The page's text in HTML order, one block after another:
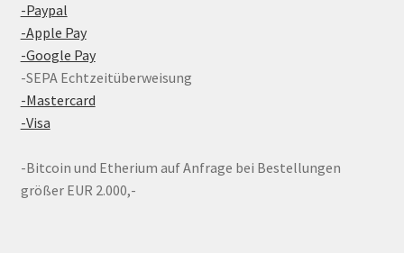
-Paypal
-Apple Pay
-Google Pay
-SEPA Echtzeitüberweisung
-Mastercard
-Visa
-Bitcoin und Etherium auf Anfrage bei Bestellungen
größer EUR 2.000,-